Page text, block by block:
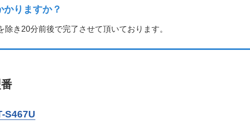
りますか？
き20分前後で完了させて頂いております。
S467U